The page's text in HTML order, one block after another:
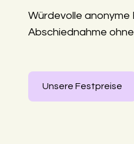
Würdevolle anonyme
Abschiednahme
Unsere Festpreise